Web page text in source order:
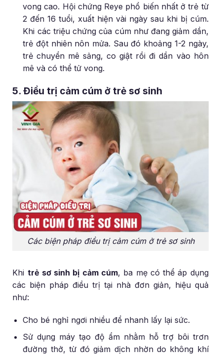
vong cao. Hội chứng Reye phổ biến nhất ở trẻ từ
2 đến 16 tuổi, xuất hiện vài ngày sau khi bị cúm.
Khi các triệu chứng của cúm như đang giảm dần,
trẻ đột nhiên nôn mửa. Sau đó khoảng 1-2 ngày,
trẻ chuyển mê sảng, co giật rồi đi dần vào hôn
mê và có thể tử vong.
5. Điều trị cảm cúm ở trẻ sơ sinh
Các biện pháp điều trị cảm cúm ở trẻ sơ sinh
Khi trẻ sơ sinh bị cảm cúm, ba mẹ có thể áp dụng
các biện pháp điều trị tại nhà đơn giản, hiệu quả
như:
Cho bé nghỉ ngơi nhiều để nhanh lấy lại sức.
Sử dụng máy tạo độ ẩm nhằm hỗ trợ bôi trơn
đường thở, từ đó giảm dịch nhờn do không khí